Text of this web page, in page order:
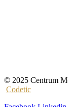
© 2025 Centrum
Codetic